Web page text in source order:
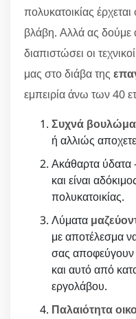
πολυκατοικίας
βλάβη. Αλλά ας δούμε
διαπιστώσει οι
μας στο διάβα της
εμπειρία άνω των 40
Συχνά
ή αλλιώς
Ακάθαρτα ύδατα
και είναι
πολυκατοικίας.
Λύματα
με αποτέλεσμα
σας αποφεύγουν
και αυτό από
εργολάβου.
Παλαιότητα